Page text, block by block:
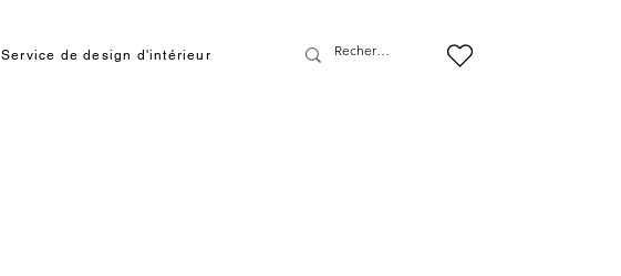
Service de design d'intérieur